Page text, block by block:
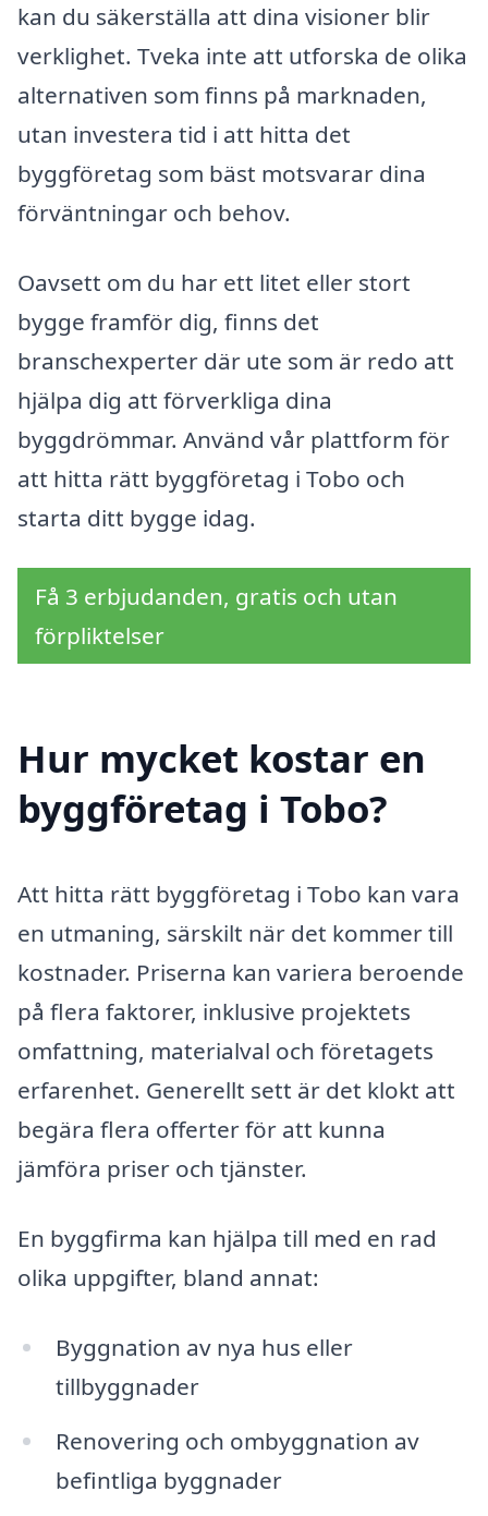
kan du säkerställa att dina visioner blir
verklighet. Tveka inte att utforska de olika
alternativen som finns på marknaden,
utan investera tid i att hitta det
byggföretag som bäst motsvarar dina
förväntningar och behov.
Oavsett om du har ett litet eller stort
bygge framför dig, finns det
branschexperter där ute som är redo att
hjälpa dig att förverkliga dina
byggdrömmar. Använd vår plattform för
att hitta rätt byggföretag i Tobo och
starta ditt bygge idag.
Få 3 erbjudanden, gratis och utan
förpliktelser
Hur mycket kostar en
byggföretag i Tobo?
Att hitta rätt byggföretag i Tobo kan vara
en utmaning, särskilt när det kommer till
kostnader. Priserna kan variera beroende
på flera faktorer, inklusive projektets
omfattning, materialval och företagets
erfarenhet. Generellt sett är det klokt att
begära flera offerter för att kunna
jämföra priser och tjänster.
En byggfirma kan hjälpa till med en rad
olika uppgifter, bland annat:
Byggnation av nya hus eller
tillbyggnader
Renovering och ombyggnation av
befintliga byggnader